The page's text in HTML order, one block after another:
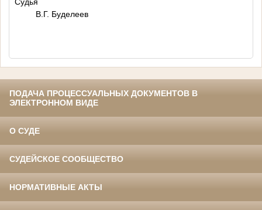
В.Г. Буделеев
ПОДАЧА ПРОЦЕССУАЛЬНЫХ ДОКУМЕНТОВ В
ЭЛЕКТРОННОМ ВИДЕ
О СУДЕ
СУДЕЙСКОЕ СООБЩЕСТВО
НОРМАТИВНЫЕ АКТЫ